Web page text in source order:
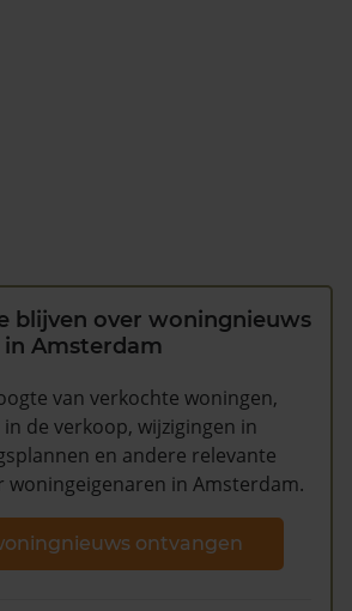
blijven over woningnieuws
in Amsterdam
van verkochte woningen,
de verkoop, wijzigingen in
en andere relevante
in Amsterdam.
ontvangen